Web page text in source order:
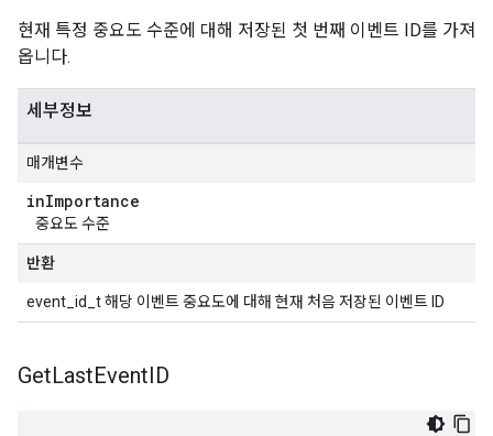
현재 특정 중요도 수준에 대해 저장된 첫 번째 이벤트 ID를 가져
옵니다.
세부정보
매개변수
inImportance
중요도 수준
반환
event_id_t 해당 이벤트 중요도에 대해 현재 처음 저장된 이벤트 ID
GetLastEventID